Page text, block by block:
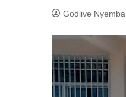
Godlive Nyemba